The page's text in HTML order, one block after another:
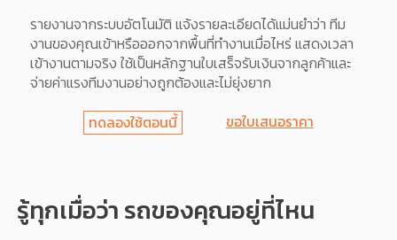
รายงานจากระบบอัตโนมัติ แจ้งรายละเอียดได้แม่นยำว่า ทีม
งานของคุณเข้าหรือออกจากพื้นที่ทำงานเมื่อไหร่ แสดงเวลา
เข้างานตามจริง ใช้เป็นหลักฐานใบเสร็จรับเงินจากลูกค้าและ
จ่ายค่าแรงทีมงานอย่างถูกต้องและไม่ยุ่งยาก
ทดลองใช้ตอนนี้ ขอใบเสนอราคา
รู้ทุกเมื่อว่า รถของคุณอยู่ที่ไหน